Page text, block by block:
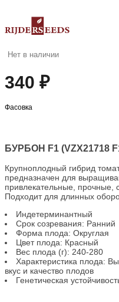
Нет в наличии
340 ₽
Фасовка
БУРБОН F1 (VZX21718
Крупноплодный гибрид
предназначен для
привлекательные, прочные,
Подходит для длинных
Индетерминантный
Срок созревания: Ранний
Форма плода: Округлая
Цвет плода: Красный
Вес плода (г): 240-280
Характеристика плода:
вкус и качество плодов
Генетическая